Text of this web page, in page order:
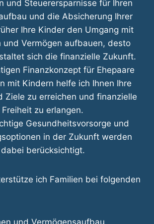
und Steuerersparnisse für Ihren
und die Absicherung Ihrer
Ihre Kinder den Umgang mit
und Vermögen aufbauen, desto
sich die finanzielle Zukunft.
Finanzkonzept für Ehepaare
mit Kindern helfe ich Ihnen Ihre
Ziele zu erreichen und finanzielle
Freiheit zu erlangen.
Gesundheitsvorsorge und
in der Zukunft werden
dabei berücksichtigt.
ich Familien bei folgenden